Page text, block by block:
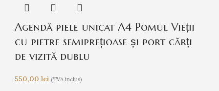
Agendă piele unicat A4 Pomul Vieții
cu pietre semiprețioase și port cărți
de vizită dublu
550,00 lei (TVA inclus)